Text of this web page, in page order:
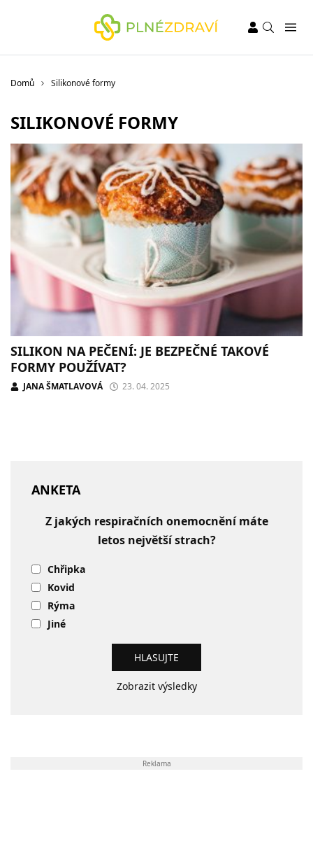
Domů Silikonové formy
SILIKONOVÉ FORMY
SILIKON NA PEČENÍ: JE BEZPEČNÉ TAKOVÉ
FORMY POUŽÍVAT?
JANA ŠMATLAVOVÁ 23. 04. 2025
ANKETA
Z jakých respiračních onemocnění máte
letos největší strach?
Chřipka
Kovid
Rýma
Jiné
Zobrazit výsledky
Reklama